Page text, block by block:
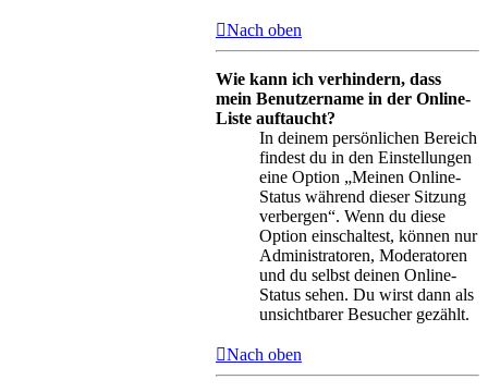
Nach oben
Wie kann ich verhindern, dass
mein Benutzername in der Online-
Liste auftaucht?
In deinem persönlichen Bereich
findest du in den Einstellungen
eine Option „Meinen Online-
Status während dieser Sitzung
verbergen“. Wenn du diese
Option einschaltest, können nur
Administratoren, Moderatoren
und du selbst deinen Online-
Status sehen. Du wirst dann als
unsichtbarer Besucher gezählt.
Nach oben